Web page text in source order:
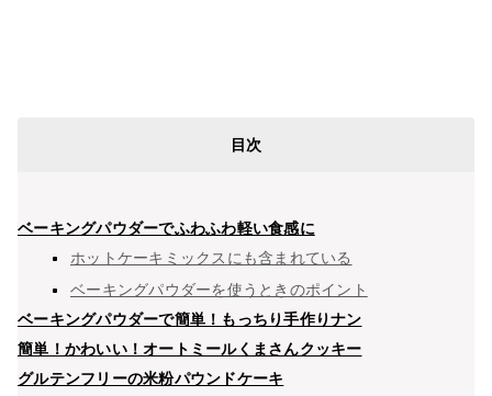
目次
ベーキングパウダーでふわふわ軽い食感に
ホットケーキミックスにも含まれている
ベーキングパウダーを使うときのポイント
ベーキングパウダーで簡単！もっちり手作りナン
簡単！かわいい！オートミールくまさんクッキー
グルテンフリーの米粉パウンドケーキ